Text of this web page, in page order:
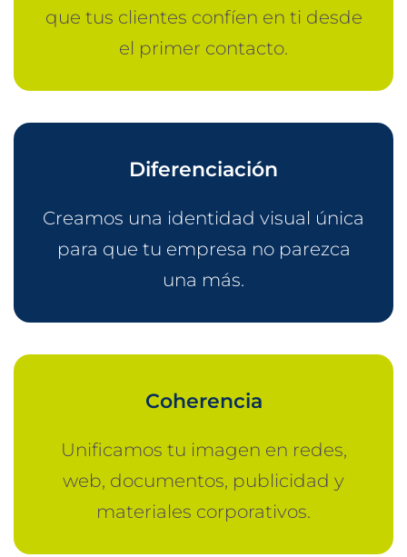
que tus clientes confíen en ti desde
el primer contacto.
Diferenciación
Creamos una identidad visual única
para que tu empresa no parezca
una más.
Coherencia
Unificamos tu imagen en redes,
web, documentos, publicidad y
materiales corporativos.